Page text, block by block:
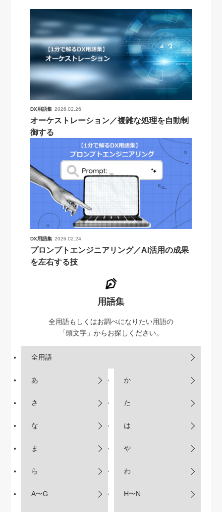
DX用語集 2026.02.26
オーケストレーション／複雑な処理を自動制
御する
DX用語集 2026.02.24
プロンプトエンジニアリング／AI活用の成果
を左右する技
用語集
全用語もしくはお調べになりたい用語の
「頭文字」からお探しください。
全用語
あ か
さ た
な は
ま や
ら わ
A〜G H〜N